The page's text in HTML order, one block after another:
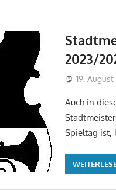
2023/
19.
Auch in
Spieltag ist,